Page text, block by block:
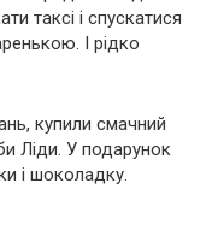
таксі і спускатися
І рідко
купили смачний
Ліди. У подарунок
і шоколадку.